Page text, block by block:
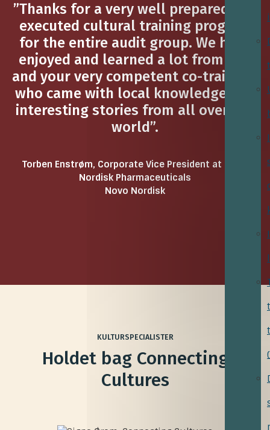
”Thanks for a very well prepared and
executed cultural training program
for the entire audit group. We have
enjoyed and learned a lot from you
and your very competent co-trainers,
who came with local knowledge and
interesting stories from all over the
world”.
Torben Enstrøm, Corporate Vice President at Novo
Nordisk Pharmaceuticals
Novo Nordisk
KULTURSPECIALISTER
Holdet bag Connecting
Cultures